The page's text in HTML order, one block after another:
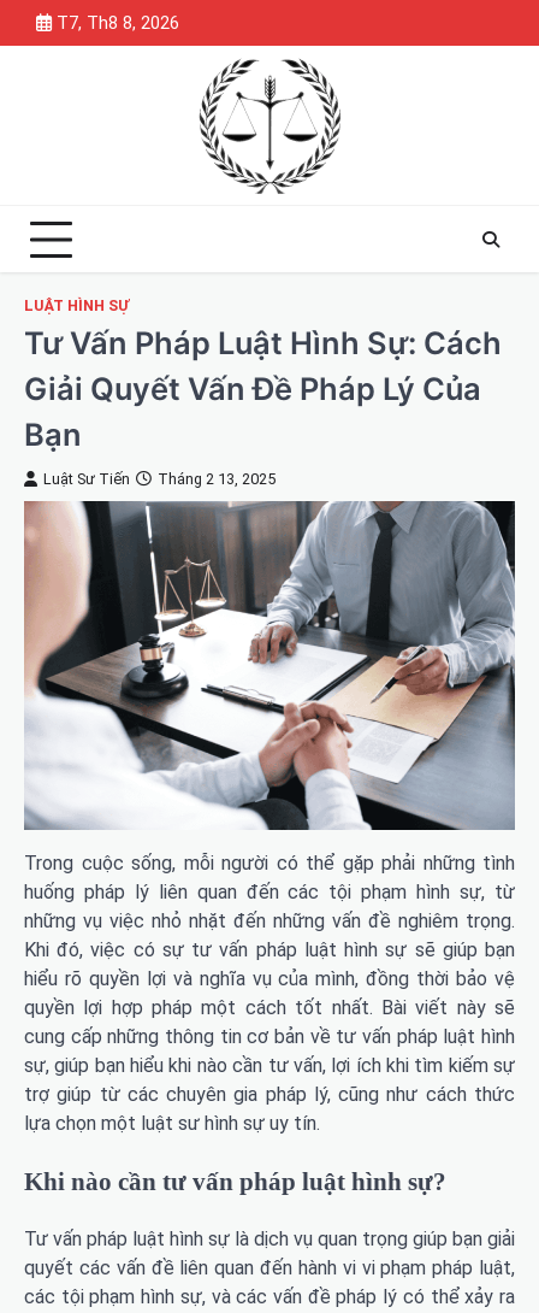
to
T7, Th8 8, 2026
LUẬT HÌNH SỰ
Tư Vấn Pháp Luật Hình Sự: Cách
Giải Quyết Vấn Đề Pháp Lý Của
Bạn
Luật Sư Tiến Tháng 2 13, 2025
Trong cuộc sống, mỗi người có thể gặp phải những tình
huống pháp lý liên quan đến các tội phạm hình sự, từ
những vụ việc nhỏ nhặt đến những vấn đề nghiêm trọng.
Khi đó, việc có sự tư vấn pháp luật hình sự sẽ giúp bạn
hiểu rõ quyền lợi và nghĩa vụ của mình, đồng thời bảo vệ
quyền lợi hợp pháp một cách tốt nhất. Bài viết này sẽ
cung cấp những thông tin cơ bản về tư vấn pháp luật hình
sự, giúp bạn hiểu khi nào cần tư vấn, lợi ích khi tìm kiếm sự
trợ giúp từ các chuyên gia pháp lý, cũng như cách thức
lựa chọn một luật sư hình sự uy tín.
Khi nào cần tư vấn pháp luật hình sự?
Tư vấn pháp luật hình sự là dịch vụ quan trọng giúp bạn giải
quyết các vấn đề liên quan đến hành vi vi phạm pháp luật,
các tội phạm hình sự, và các vấn đề pháp lý có thể xảy ra